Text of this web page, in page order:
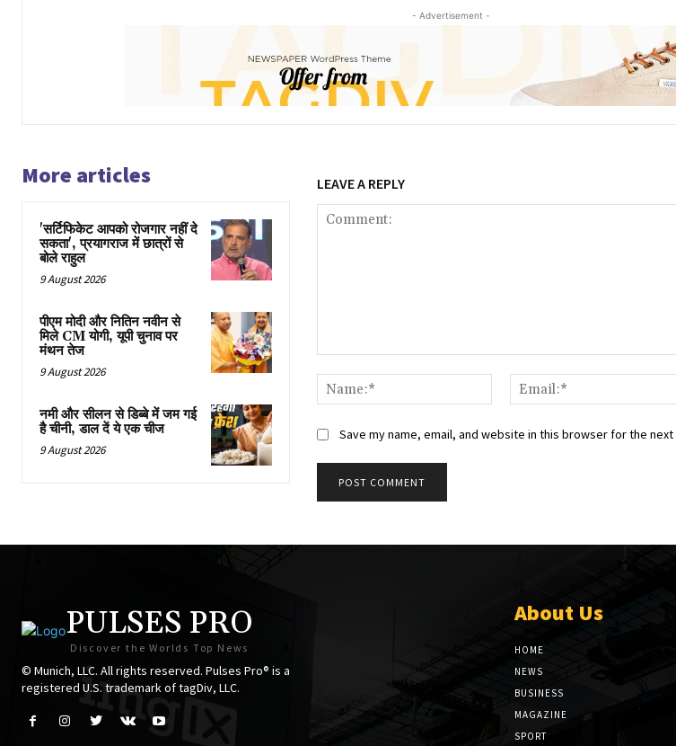
- Advertisement -
More articles
'सर्टिफिकेट आपको रोजगार नहीं दे
सकता', प्रयागराज में छात्रों से
बोले राहुल
9 August 2026
पीएम मोदी और नितिन नवीन से
मिले CM योगी, यूपी चुनाव पर
मंथन तेज
9 August 2026
नमी और सीलन से डिब्बे में जम गई
है चीनी, डाल दें ये एक चीज
9 August 2026
LEAVE A REPLY
Name:*
Save my name, email, and website in this browser for the
PULSES PRO
Discover the Worlds Top News
© Munich, LLC. All rights reserved. Pulses Pro® is a
registered U.S. trademark of tagDiv, LLC.
About Us
HOME
NEWS
BUSINESS
MAGAZINE
SPORT